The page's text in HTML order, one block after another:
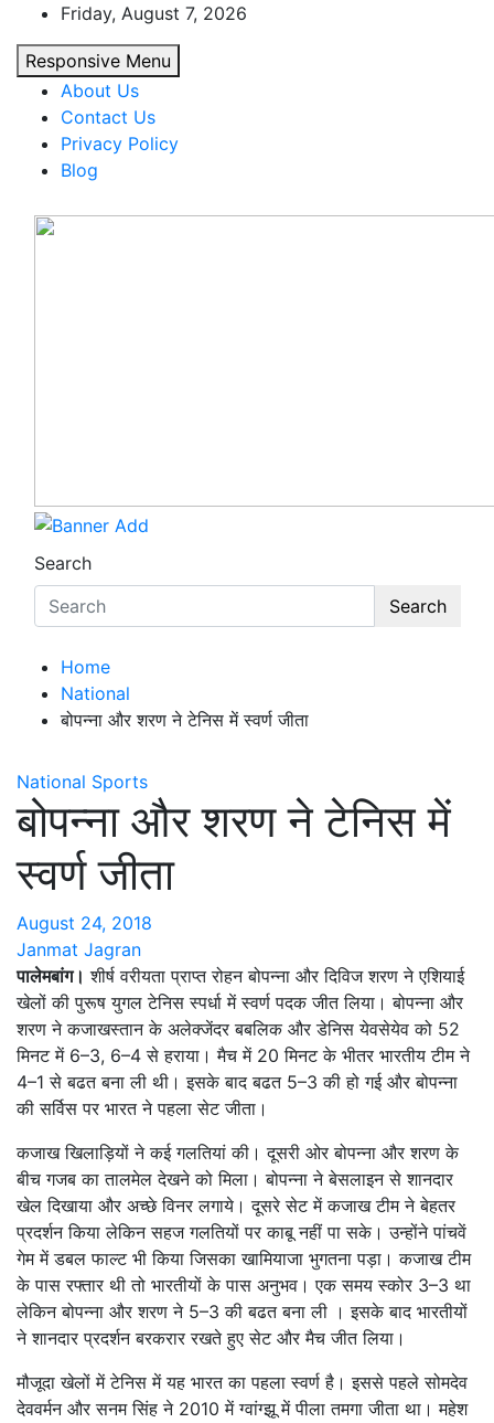
content
Friday, August 7, 2026
Responsive Menu
About Us
Contact Us
Privacy Policy
Blog
Search
Search
Home
National
बोपन्ना और शरण ने टेनिस में स्वर्ण जीता
National Sports
बोपन्ना और शरण ने टेनिस में
स्वर्ण जीता
August 24, 2018
Janmat Jagran
पालेमबांग। शीर्ष वरीयता प्राप्त रोहन बोपन्ना और दिविज शरण ने एशियाई
खेलों की पुरूष युगल टेनिस स्पर्धा में स्वर्ण पदक जीत लिया। बोपन्ना और
शरण ने कजाखस्तान के अलेक्जेंदर बबलिक और डेनिस येवसेयेव को 52
मिनट में 6–3, 6–4 से हराया। मैच में 20 मिनट के भीतर भारतीय टीम ने
4–1 से बढत बना ली थी। इसके बाद बढत 5–3 की हो गई और बोपन्ना
की सर्विस पर भारत ने पहला सेट जीता।
कजाख खिलाड़ियों ने कई गलतियां की। दूसरी ओर बोपन्ना और शरण के
बीच गजब का तालमेल देखने को मिला। बोपन्ना ने बेसलाइन से शानदार
खेल दिखाया और अच्छे विनर लगाये। दूसरे सेट में कजाख टीम ने बेहतर
प्रदर्शन किया लेकिन सहज गलतियों पर काबू नहीं पा सके। उन्होंने पांचवें
गेम में डबल फाल्ट भी किया जिसका खामियाजा भुगतना पड़ा। कजाख टीम
के पास रफ्तार थी तो भारतीयों के पास अनुभव। एक समय स्कोर 3–3 था
लेकिन बोपन्ना और शरण ने 5–3 की बढत बना ली । इसके बाद भारतीयों
ने शानदार प्रदर्शन बरकरार रखते हुए सेट और मैच जीत लिया।
मौजूदा खेलों में टेनिस में यह भारत का पहला स्वर्ण है। इससे पहले सोमदेव
देववर्मन और सनम सिंह ने 2010 में ग्वांग्झू में पीला तमगा जीता था। महेश